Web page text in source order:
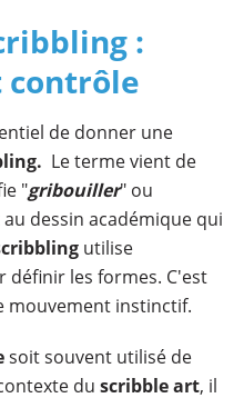
:
de donner une
Le terme vient de
"gribouiller" ou
dessin académique qui
utilise
les formes. C'est
mouvement instinctif.
soit souvent utilisé de
du scribble art, il